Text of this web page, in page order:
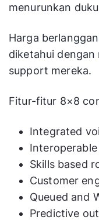
menurunkan
Harga
diketahui
support mereka.
Fitur-fitur 8×8
Integrated
Skills based
Customer
Queued and
Predictive